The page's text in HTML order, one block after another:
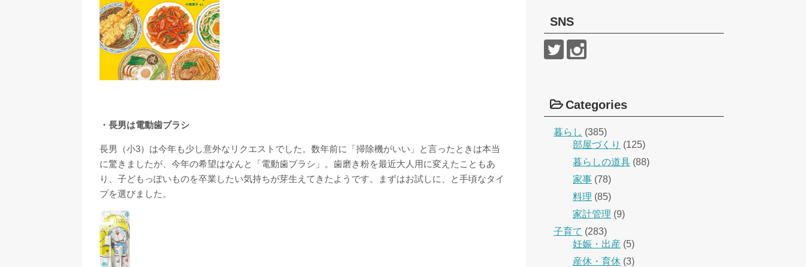
・長男は電動歯ブラシ
長男（小3）は今年も少し意外なリクエストでした。数年前に「掃除機がいい」と言ったときは本当
に驚きましたが、今年の希望はなんと「電動歯ブラシ」。歯磨き粉を最近大人用に変えたこともあ
り、子どもっぽいものを卒業したい気持ちが芽生えてきたようです。まずはお試しに、と手頃なタイ
プを選びました。
SNS
Categories
暮らし (385)
部屋づくり (125)
暮らしの道具 (88)
家事 (78)
料理 (85)
家計管理 (9)
子育て (283)
妊娠・出産 (5)
産休・育休 (3)